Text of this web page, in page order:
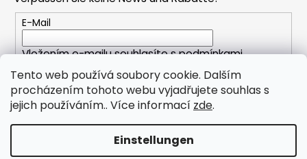
Tento web používá soubory cookie. Dalším
procházením tohoto webu vyjadřujete souhlas s
jejich používáním.. Více informací zde.
Einstellungen
l
E-Mail
Vložením e-mailu souhlasíte spodmínkami
ochrany osobních údajů
ANMELDEN